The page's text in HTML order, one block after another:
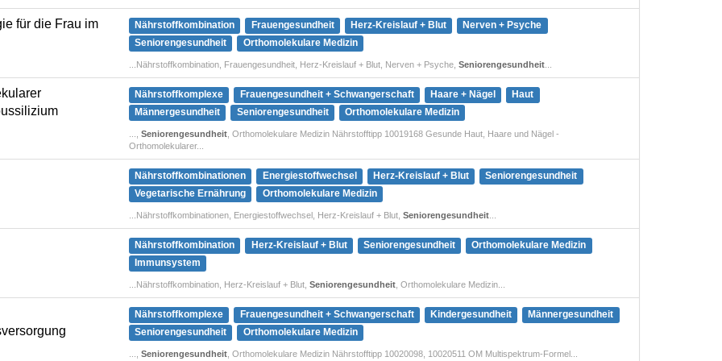
für die Frau im Nährstoffkombination Frauengesundheit Herz-Kreislauf + Blut
Nerven + Psyche
Seniorengesundheit
Orthomolekulare Medizin
...Nährstoffkombination, Frauengesundheit, Herz-Kreislauf + Blut, Nerven + Psyche, Seniorengesundheit
Nährstoffkomplexe Frauengesundheit + Schwangerschaft Haare + Nägel
Haut
Männergesundheit
Seniorengesundheit Orthomolekulare Medizin
Seniorengesundheit , Orthomolekulare Medizin Nährstofftipp 10019168 Gesunde Haut, Haare und Nägel -
Orthomolekularer...
Nährstoffkombinationen Energiestoffwechsel Herz-Kreislauf + Blut
Seniorengesundheit
Vegetarische Ernährung
Orthomolekulare Medizin
...Nährstoffkombinationen, Energiestoffwechsel, Herz-Kreislauf + Blut, Seniorengesundheit
Nährstoffkombination Herz-Kreislauf + Blut Seniorengesundheit
Orthomolekulare Medizin
Immunsystem
...Nährstoffkombination, Herz-Kreislauf + Blut, Seniorengesundheit , Orthomolekulare Medizin...
Nährstoffkomplexe Frauengesundheit + Schwangerschaft Kindergesundheit
Männergesundheit
Seniorengesundheit
Orthomolekulare Medizin
Seniorengesundheit , Orthomolekulare Medizin Nährstofftipp 10020098, 10020511 OM Multispektrum-Formel...